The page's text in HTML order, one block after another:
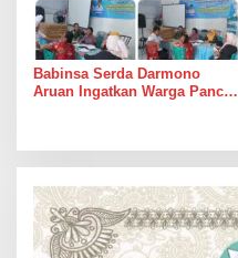
Babinsa Serda Darmono
Aruan Ingatkan Warga Pancur